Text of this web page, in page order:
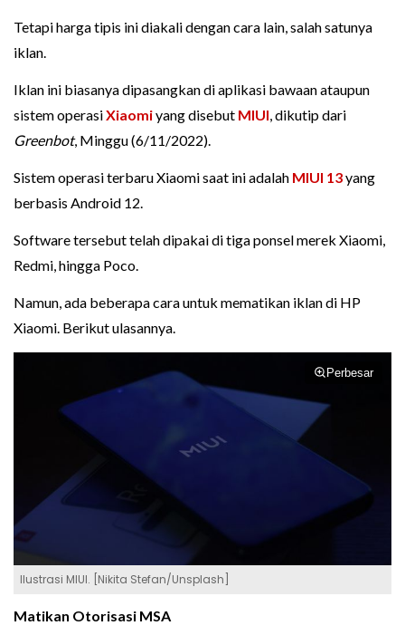
Tetapi harga tipis ini diakali dengan cara lain, salah satunya
iklan.
Iklan ini biasanya dipasangkan di aplikasi bawaan ataupun
sistem operasiXiaomiyang disebut MIUI, dikutip dari
Greenbot, Minggu (6/11/2022).
Sistem operasi terbaru Xiaomi saat ini adalah MIUI 13yang
berbasis Android 12.
Software tersebut telah dipakai di tiga ponsel merek Xiaomi,
Redmi, hingga Poco.
Namun, ada beberapa cara untuk mematikan iklan di HP
Xiaomi. Berikut ulasannya.
Perbesar
Ilustrasi MIUI. [Nikita Stefan/Unsplash]
Matikan Otorisasi MSA